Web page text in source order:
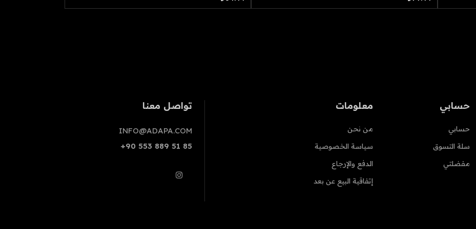
حسابي
حسابي
سلة التسوق
مفضلتي
معلومات
من نحن
سياسة الخصوصية
الدفع والإرجاع
إتفاقية البيع عن بعد
تواصل معنا
INFO@ADAPA.COM
+90 553 889 51 85